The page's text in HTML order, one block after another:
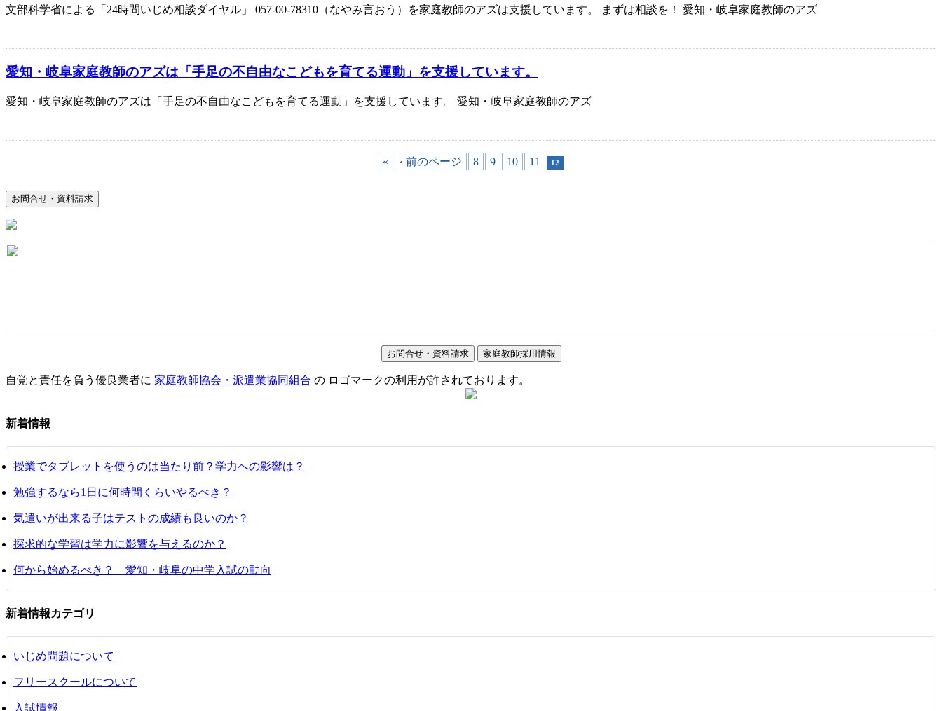
文部科学省による「24時間いじめ相談ダイヤル」 057-00-78310（なやみ言おう）を家庭教師のアズは支援しています。 まずは相談を！ 愛知・岐阜家庭教師のアズ
愛知・岐阜家庭教師のアズは「手足の不自由なこどもを育てる運動」を支援しています。
愛知・岐阜家庭教師のアズは「手足の不自由なこどもを育てる運動」を支援しています。 愛知・岐阜家庭教師のアズ
« ‹ 前のページ 8 9 10 11 12
お問合せ・資料請求
お問合せ・資料請求 家庭教師採用情報
自覚と責任を負う優良業者に 家庭教師協会・派遣業協同組合 の ロゴマークの利用が許されております。
新着情報
授業でタブレットを使うのは当たり前？学力への影響は？
勉強するなら1日に何時間くらいやるべき？
気遣いが出来る子はテストの成績も良いのか？
探求的な学習は学力に影響を与えるのか？
何から始めるべき？ 愛知・岐阜の中学入試の動向
新着情報カテゴリ
いじめ問題について
フリースクールについて
入試情報